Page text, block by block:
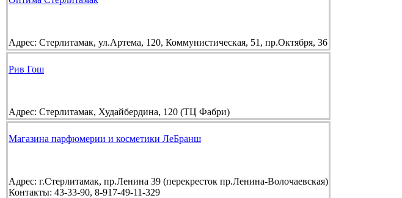
Адрес: Стерлитамак, ул.Артема, 120, Коммунистическая, 51, пр.Октября, 36
Рив Гош
Адрес: Стерлитамак, Худайбердина, 120 (ТЦ Фабри)
Магазина парфюмерии и косметики ЛеБранш
Адрес: г.Стерлитамак, пр.Ленина 39 (перекресток пр.Ленина-Волочаевская)
Контакты: 43-33-90, 8-917-49-11-329